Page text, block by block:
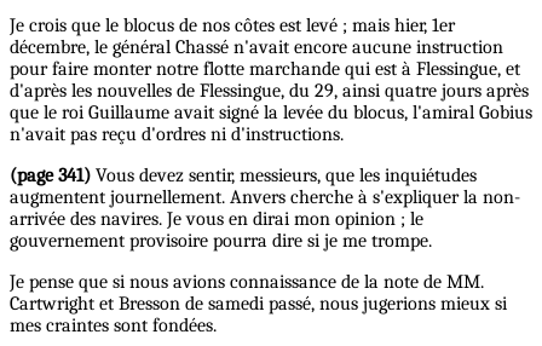
Je crois que le blocus de nos côtes est levé ; mais hier, 1er
décembre, le général Chassé n'avait encore aucune instruction
pour faire monter notre flotte marchande qui est à Flessingue, et
d'après les nouvelles de Flessingue, du 29, ainsi quatre jours après
que le roi Guillaume avait signé la levée du blocus, l'amiral Gobius
n'avait pas reçu d'ordres ni d'instructions.
(page 341) Vous devez sentir, messieurs, que les inquiétudes
augmentent journellement. Anvers cherche à s'expliquer la non-
arrivée des navires. Je vous en dirai mon opinion ; le
gouvernement provisoire pourra dire si je me trompe.
Je pense que si nous avions connaissance de la note de MM.
Cartwright et Bresson de samedi passé, nous jugerions mieux si
mes craintes sont fondées.